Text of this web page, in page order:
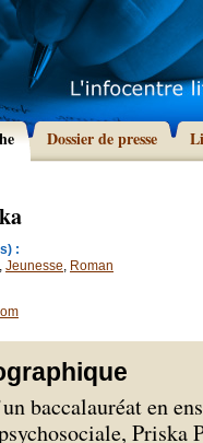
Dossier de presse
:
, Jeunesse, Roman
baccalauréat en
Priska